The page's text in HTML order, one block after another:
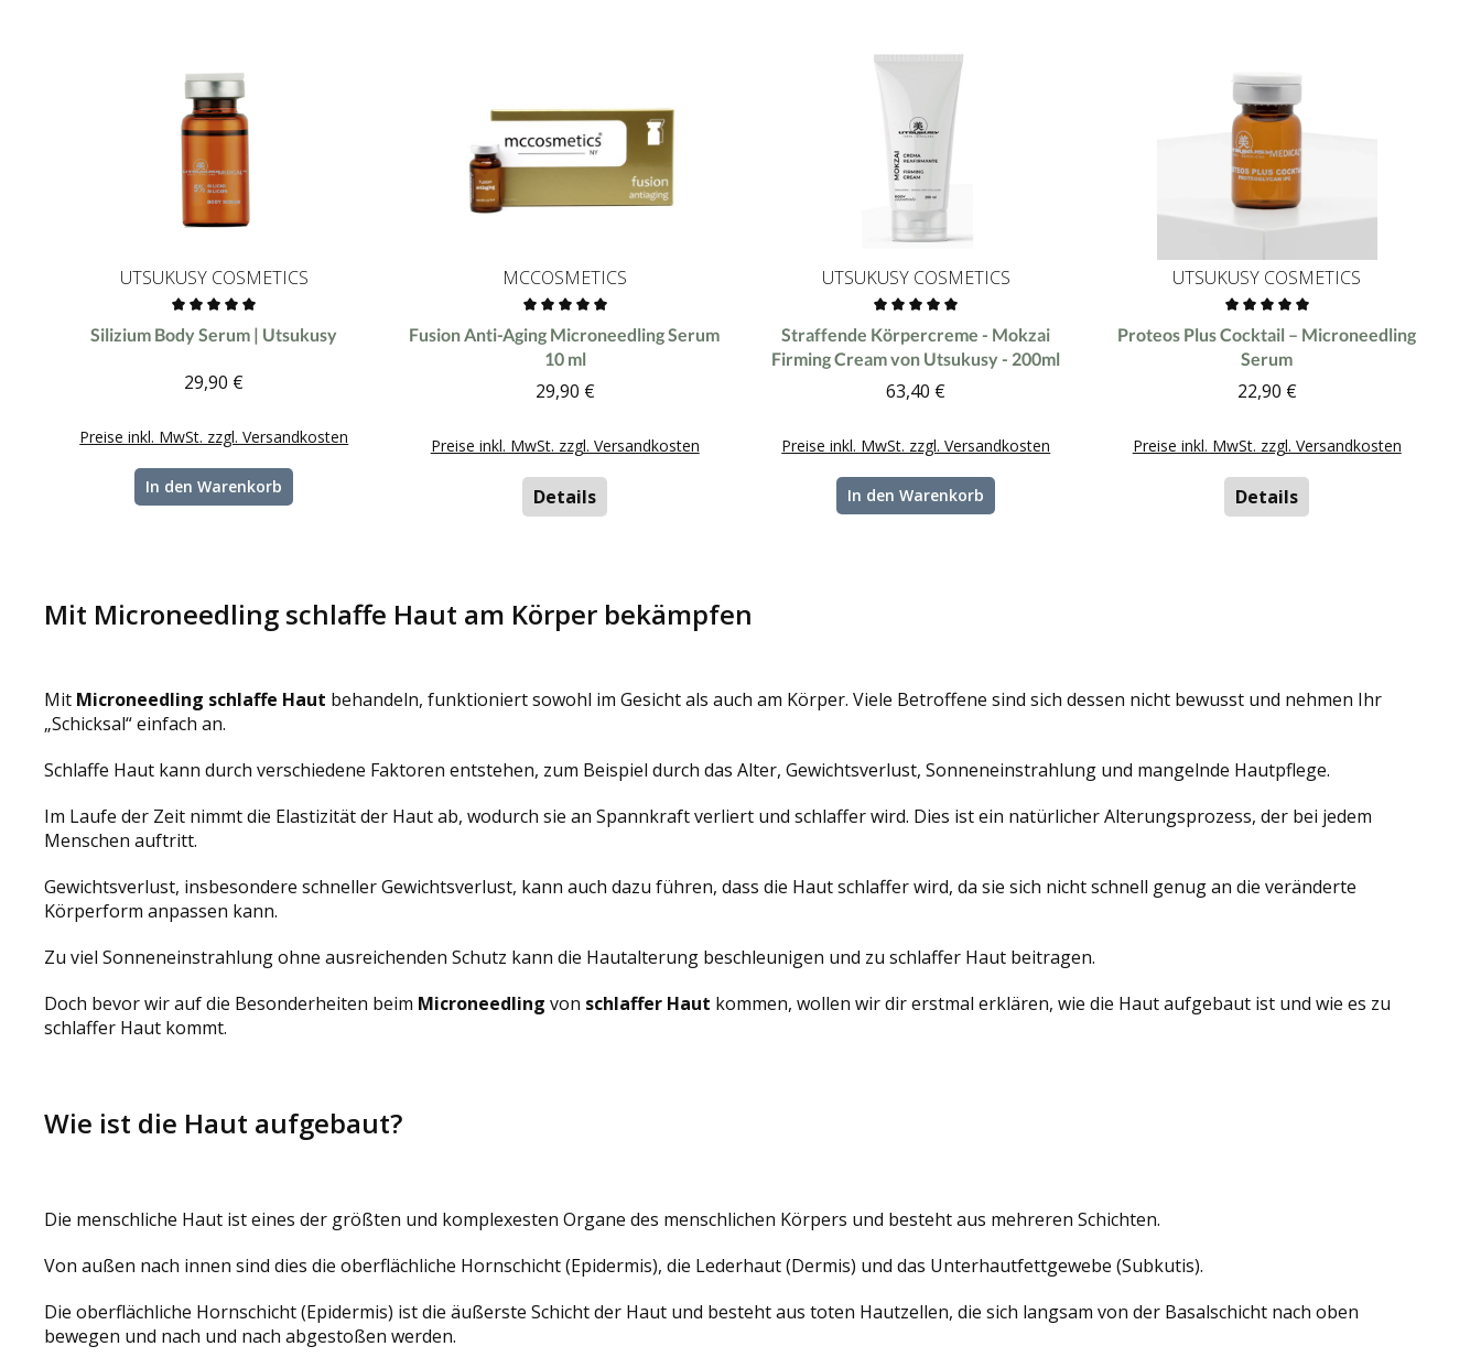
UTSUKUSY COSMETICS
Durchschnittliche Bewertung von 0 von 5 Sternen
Silizium Body Serum | Utsukusy
Regulärer Preis:
29,90 €
Preise inkl. MwSt. zzgl. Versandkosten
In den Warenkorb
MCCOSMETICS
Durchschnittliche Bewertung von 0 von 5 Sternen
Fusion Anti-Aging Microneedling Serum
10 ml
Regulärer Preis:
29,90 €
Preise inkl. MwSt. zzgl. Versandkosten
Details
UTSUKUSY COSMETICS
Durchschnittliche Bewertung von 0 von 5 Sternen
Straffende Körpercreme - Mokzai
Firming Cream von Utsukusy - 200ml
Regulärer Preis:
63,40 €
Preise inkl. MwSt. zzgl. Versandkosten
In den Warenkorb
UTSUKUSY COSMETICS
Durchschnittliche Bewertung von 0 von 5
Proteos Plus Cocktail – Microneedling
Serum
Regulärer Preis:
22,90 €
Preise inkl. MwSt. zzgl. Versandkosten
Details
Mit Microneedling schlaffe Haut am Körper bekämpfen
Mit Microneedling schlaffe Haut behandeln, funktioniert sowohl im Gesicht als auch am Körper. Viele Betroffene sind sich dessen nicht bewusst und nehmen Ihr
„Schicksal“ einfach an.
Schlaffe Haut kann durch verschiedene Faktoren entstehen, zum Beispiel durch das Alter, Gewichtsverlust, Sonneneinstrahlung und mangelnde Hautpflege.
Im Laufe der Zeit nimmt die Elastizität der Haut ab, wodurch sie an Spannkraft verliert und schlaffer wird. Dies ist ein natürlicher Alterungsprozess, der bei jedem
Menschen auftritt.
Gewichtsverlust, insbesondere schneller Gewichtsverlust, kann auch dazu führen, dass die Haut schlaffer wird, da sie sich nicht schnell genug an die veränderte
Körperform anpassen kann.
Zu viel Sonneneinstrahlung ohne ausreichenden Schutz kann die Hautalterung beschleunigen und zu schlaffer Haut beitragen.
Doch bevor wir auf die Besonderheiten beim Microneedling von schlaffer Haut kommen, wollen wir dir erstmal erklären, wie die Haut aufgebaut ist und wie es zu
schlaffer Haut kommt.
Wie ist die Haut aufgebaut?
Die menschliche Haut ist eines der größten und komplexesten Organe des menschlichen Körpers und besteht aus mehreren Schichten.
Von außen nach innen sind dies die oberflächliche Hornschicht (Epidermis), die Lederhaut (Dermis) und das Unterhautfettgewebe (Subkutis).
Die oberflächliche Hornschicht (Epidermis) ist die äußerste Schicht der Haut und besteht aus toten Hautzellen, die sich langsam von der Basalschicht nach oben
bewegen und nach und nach abgestoßen werden.